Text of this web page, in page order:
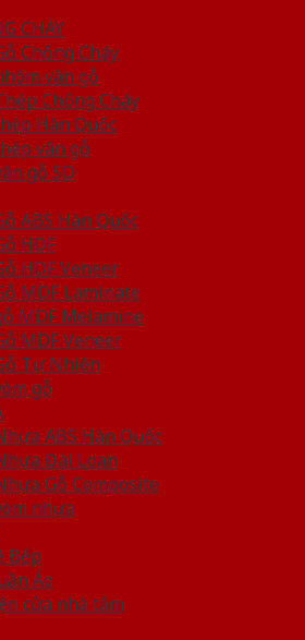
CHÁY
Chống Cháy
vân gỗ
Chống Cháy
Hàn Quốc
vân gỗ
gỗ 5D
ABS Hàn Quốc
HDF
HDF Veneer
MDF Laminate
MDF Melamine
MDF Veneer
Tự Nhiên
gỗ
ABS Hàn Quốc
Đài Loan
Gỗ Composite
nhựa
Bếp
Áo
cửa nhà tắm